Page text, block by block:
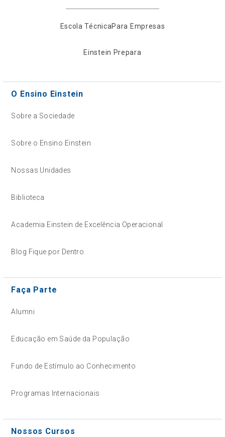
Escola TécnicaPara Empresas
Einstein Prepara
O Ensino Einstein
Sobre a Sociedade
Sobre o Ensino Einstein
Nossas Unidades
Biblioteca
Academia Einstein de Excelência Operacional
Blog Fique por Dentro
Faça Parte
Alumni
Educação em Saúde da População
Fundo de Estímulo ao Conhecimento
Programas Internacionais
Nossos Cursos